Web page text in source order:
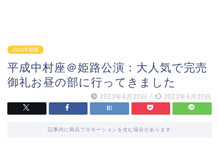
2023年姫路
平成中村座＠姫路公演：大人気で完売
御礼お昼の部に行ってきました
2023年6月20日 / 2023年6月20日
記事内に商品プロモーションを含む場合があります